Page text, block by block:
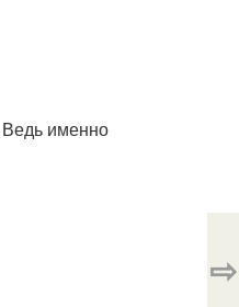
Ведь именно
⇨